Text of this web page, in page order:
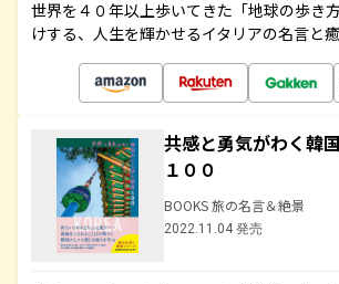
世界を４０年以上歩いてきた「地球の歩き
けする、人生を輝かせるイタリアの名言と
共感と勇気がわく韓
１００
BOOKS 旅の名言＆絶景
2022.11.04 発売